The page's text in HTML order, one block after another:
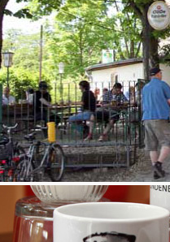
Artikelzu
den Holz-Hütten.
13:00 - 18:00 Uhr
- 17.00 Uhr
zahlreiche
den Erwerb
und freiwilligen